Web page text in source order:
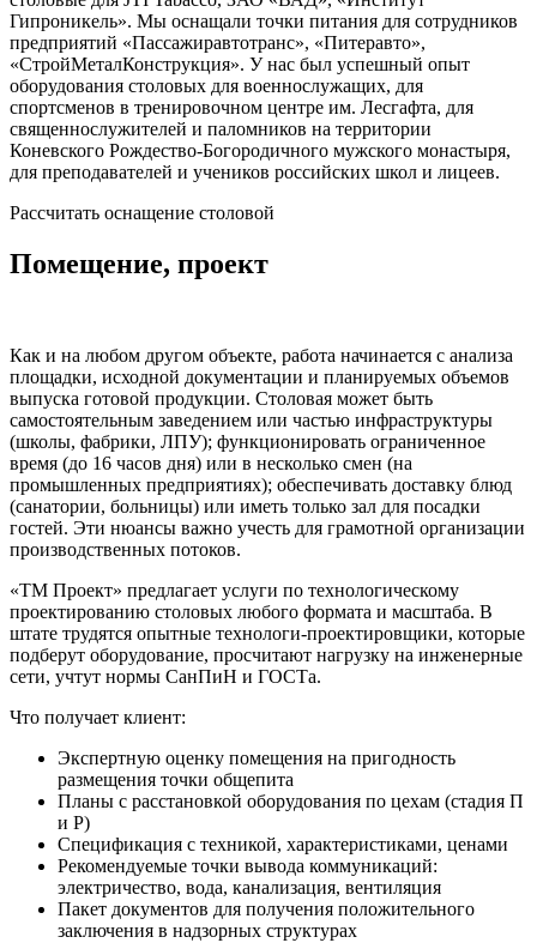
Гипроникель». Мы оснащали точки питания для сотрудников
предприятий «Пассажиравтотранс», «Питеравто»,
«СтройМеталКонструкция». У нас был успешный опыт
оборудования столовых для военнослужащих, для
спортсменов в тренировочном центре им. Лесгафта, для
священнослужителей и паломников на территории
Коневского Рождество-Богородичного мужского монастыря,
для преподавателей и учеников российских школ и лицеев.
Рассчитать оснащение столовой
Помещение, проект
Как и на любом другом объекте, работа начинается с анализа
площадки, исходной документации и планируемых объемов
выпуска готовой продукции. Столовая может быть
самостоятельным заведением или частью инфраструктуры
(школы, фабрики, ЛПУ); функционировать ограниченное
время (до 16 часов дня) или в несколько смен (на
промышленных предприятиях); обеспечивать доставку блюд
(санатории, больницы) или иметь только зал для посадки
гостей. Эти нюансы важно учесть для грамотной организации
производственных потоков.
«ТМ Проект» предлагает услуги по технологическому
проектированию столовых любого формата и масштаба. В
штате трудятся опытные технологи-проектировщики, которые
подберут оборудование, просчитают нагрузку на инженерные
сети, учтут нормы СанПиН и ГОСТа.
Что получает клиент:
Экспертную оценку помещения на пригодность
размещения точки общепита
Планы с расстановкой оборудования по цехам (стадия П
и Р)
Спецификация с техникой, характеристиками, ценами
Рекомендуемые точки вывода коммуникаций:
электричество, вода, канализация, вентиляция
Пакет документов для получения положительного
заключения в надзорных структурах